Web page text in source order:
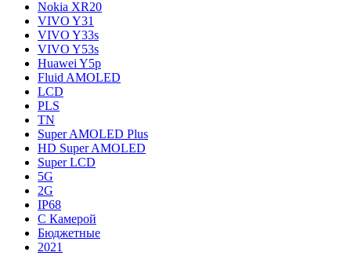
Nokia XR20
VIVO Y31
VIVO Y33s
VIVO Y53s
Huawei Y5p
Fluid AMOLED
LCD
PLS
TN
Super AMOLED Plus
HD Super AMOLED
Super LCD
5G
2G
IP68
С Камерой
Бюджетные
2021